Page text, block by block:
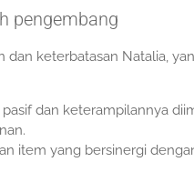
pengembang
keterbatasan Natalia,
pasif dan keterampilannya
item yang bersinergi